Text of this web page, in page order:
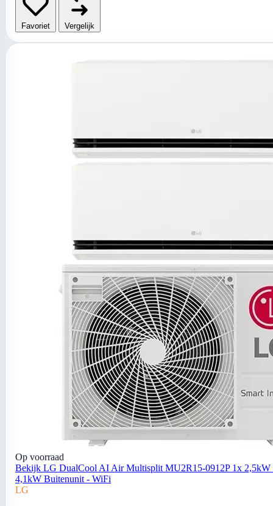
Favoriet Vergelijk
Op voorraad
Bekijk LG DualCool AI Air Multisplit MU2R15-0912P 1x
4,1kW Buitenunit - WiFi
LG